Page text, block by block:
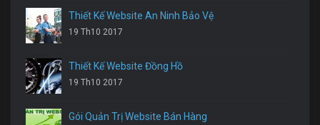
Thiết Kế Website An Ninh Bảo Vệ
19 Th10 2017
Thiết Kế Website Đồng Hồ
19 Th10 2017
Gói Quản Trị Website Bán Hàng